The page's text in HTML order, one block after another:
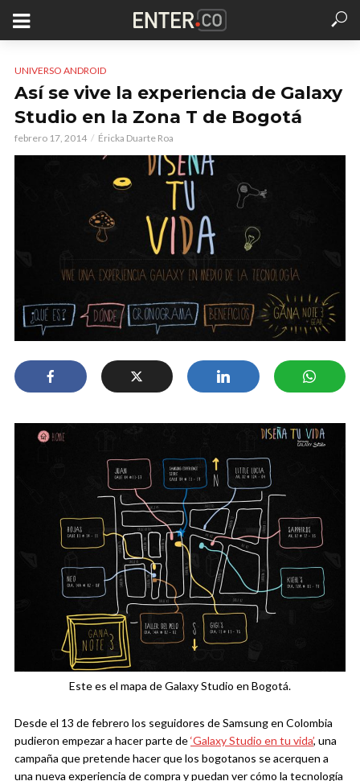
UNIVERSO ANDROID
Así se vive la experiencia de Galaxy
Studio en la Zona T de Bogotá
febrero 17, 2014 Éricka Duarte Roa
Este es el mapa de Galaxy Studio en Bogotá.
Desde el 13 de febrero los seguidores de Samsung en Colombia
pudieron empezar a hacer parte de‘Galaxy Studio en tu vida’, una
campaña que pretende hacer que los bogotanos se acerquen a
una nueva experiencia de compra y puedan ver cómo la tecnología